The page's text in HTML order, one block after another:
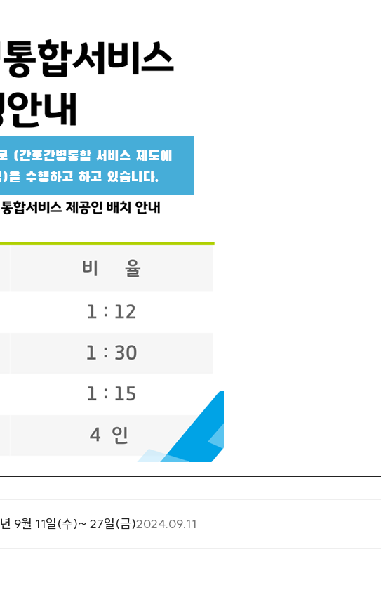
9월 11일(수)~ 27일(금)2024.09.11